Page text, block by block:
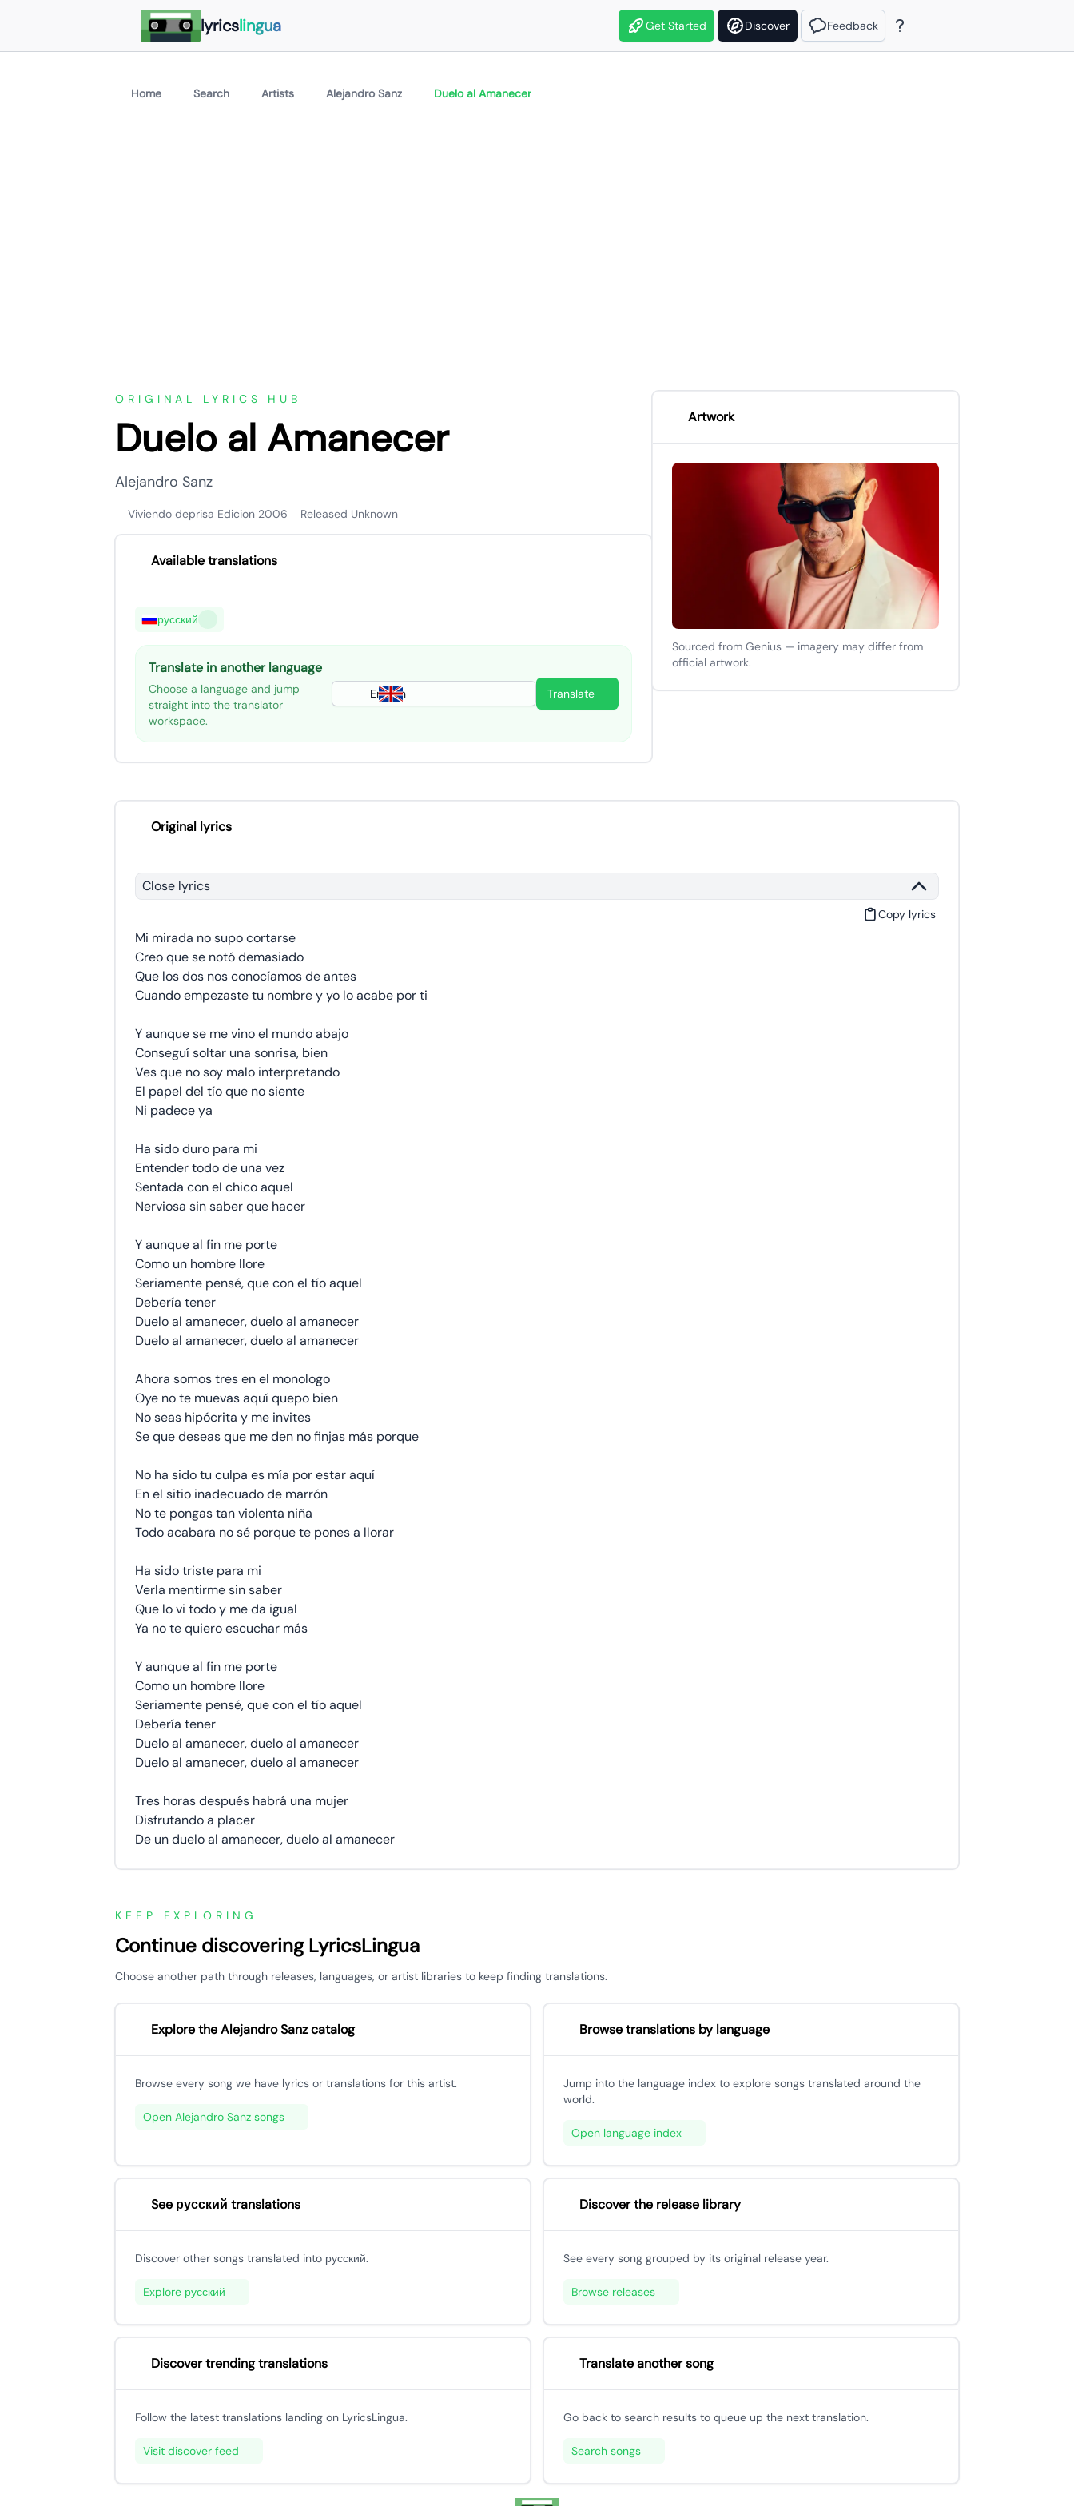
lyricslingua Get Started Discover Feedback
Home Search Artists Alejandro Sanz Duelo al Amanecer
ORIGINAL LYRICS HUB
Duelo al Amanecer
Alejandro Sanz
Viviendo deprisa Edicion 2006 Released Unknown
Available translations
русский
Translate in another language
Choose a language and jump
straight into the translator
workspace.
English Translate
Artwork
Sourced from Genius — imagery may differ from
official artwork.
Original lyrics
Close lyrics
Copy lyrics
Mi mirada no supo cortarse
Creo que se notó demasiado
Que los dos nos conocíamos de antes
Cuando empezaste tu nombre y yo lo acabe por ti
Y aunque se me vino el mundo abajo
Conseguí soltar una sonrisa, bien
Ves que no soy malo interpretando
El papel del tío que no siente
Ni padece ya
Ha sido duro para mi
Entender todo de una vez
Sentada con el chico aquel
Nerviosa sin saber que hacer
Y aunque al fin me porte
Como un hombre llore
Seriamente pensé, que con el tío aquel
Debería tener
Duelo al amanecer, duelo al amanecer
Duelo al amanecer, duelo al amanecer
Ahora somos tres en el monologo
Oye no te muevas aquí quepo bien
No seas hipócrita y me invites
Se que deseas que me den no finjas más porque
No ha sido tu culpa es mía por estar aquí
En el sitio inadecuado de marrón
No te pongas tan violenta niña
Todo acabara no sé porque te pones a llorar
Ha sido triste para mi
Verla mentirme sin saber
Que lo vi todo y me da igual
Ya no te quiero escuchar más
Y aunque al fin me porte
Como un hombre llore
Seriamente pensé, que con el tío aquel
Debería tener
Duelo al amanecer, duelo al amanecer
Duelo al amanecer, duelo al amanecer
Tres horas después habrá una mujer
Disfrutando a placer
De un duelo al amanecer, duelo al amanecer
KEEP EXPLORING
Continue discovering LyricsLingua
Choose another path through releases, languages, or artist libraries to keep finding translations.
Explore the Alejandro Sanz catalog
Browse every song we have lyrics or translations for this artist.
Open Alejandro Sanz songs
Browse translations by language
Jump into the language index to explore songs translated around the
world.
Open language index
See русский translations
Discover other songs translated into русский.
Explore русский
Discover the release library
See every song grouped by its original release year.
Browse releases
Discover trending translations
Follow the latest translations landing on LyricsLingua.
Visit discover feed
Translate another song
Go back to search results to queue up the next translation.
Search songs